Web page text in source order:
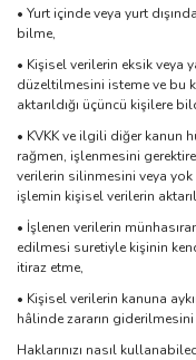
• Yurt içinde veya yurt
bilme,
• Kişisel verilerin eksik veya
düzeltilmesini isteme ve bu
aktarıldığı üçüncü kişilere
• KVKK ve ilgili diğer kanun
rağmen, işlenmesini
verilerin silinmesini veya
işlemin kişisel verilerin
• İşlenen verilerin
edilmesi suretiyle kişinin
itiraz etme,
• Kişisel verilerin kanuna
hâlinde zararın
Haklarınızı nasıl